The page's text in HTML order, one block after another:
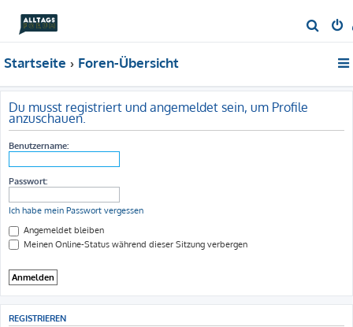
u
Startseite Foren-Übersicht
Du musst registriert und angemeldet sein, um Profile
anzuschauen.
Benutzername:
Passwort:
Ich habe mein Passwort vergessen
Angemeldet bleiben
Meinen Online-Status während dieser Sitzung verbergen
REGISTRIEREN